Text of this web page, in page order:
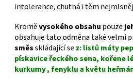
intolerance, chutná i těm
Kroměvysokého obsahu pouze
obsahuje tato odměna také velmi
směsskládající se z: listů máty
pískavice řeckého sena, kořene
kurkumy , fenyklu a květu